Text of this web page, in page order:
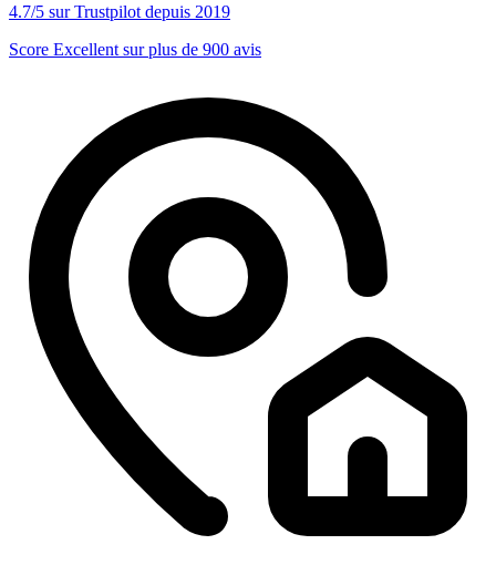
4.7/5 sur Trustpilot depuis 2019
Score Excellent sur plus de 900 avis